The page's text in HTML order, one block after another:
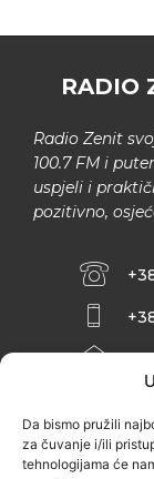
Da bismo pružili
za čuvanje i/ili
tehnologijama će
RADIO
Radio Zenit
100.7 FM i
uspjeli i
pozitivno,